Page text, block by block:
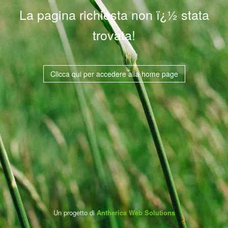
La pagina richiesta non ï¿½ stata
trovata!
Clicca qui per accedere alla home page
Un progetto diAntherica Web Solutions